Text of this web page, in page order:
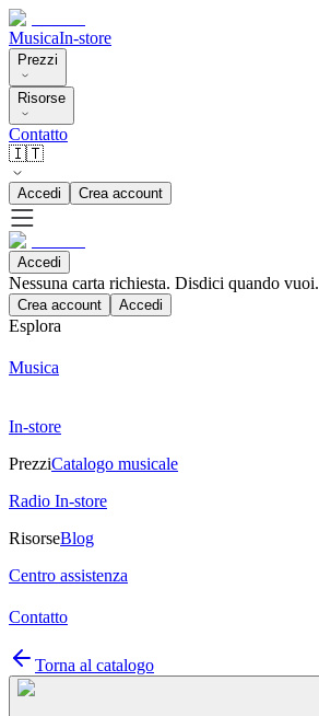
MusicaIn-store
Prezzi
Risorse
Contatto
🇮🇹
Accedi Crea account
Accedi
Nessuna carta richiesta. Disdici quando vuoi.
Crea account Accedi
Esplora
Musica
In-store
PrezziCatalogo musicale
Radio In-store
RisorseBlog
Centro assistenza
Contatto
Torna al catalogo